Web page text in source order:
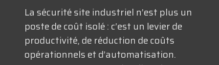
NOS INNOVATIONS
TECHNOLOGIQUES
La sécurité site industriel n’est plus un
poste de coût isolé : c’est un levier de
productivité, de réduction de coûts
opérationnels et d’automatisation.